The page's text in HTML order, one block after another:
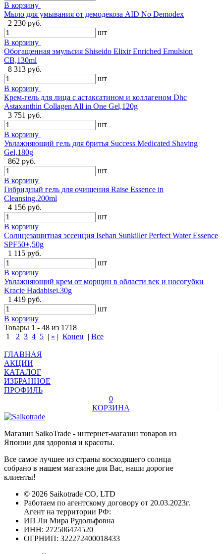
В корзину
Мыло для умывания от демодекоза AID No Demodex
2 230 руб.
шт
В корзину
Обогащенная эмульсия Shiseido Elixir Enriched Emulsion
CB,130ml
8 313 руб.
шт
В корзину
Крем-гель для лица с астаксатином и коллагеном Dhc
Astaxanthin Collagen All in One Gel,120g
3 751 руб.
шт
В корзину
Увлажняющий гель для бритья Success Medicated Shaving
Gel,180g
862 руб.
шт
В корзину
Гибридный гель для очищения Raise Essence in
Cleansing,200ml
4 156 руб.
шт
В корзину
Солнцезащитная эссенция Isehan Sunkiller Perfect Water Essence
SPF50+,50g
1 115 руб.
шт
В корзину
Увлажняющий крем от морщин в области век и носогубки
Kracie Hadabisei,30g
1 419 руб.
шт
В корзину
Товары 1 - 48 из 1718
1
2 3 4 5 | » | Конец | Все
ГЛАВНАЯ
АКЦИИ
КАТАЛОГ
ИЗБРАННОЕ
ПРОФИЛЬ
0
КОРЗИНА
Магазин SaikoTrade - интернет-магазин товаров из
Японии для здоровья и красоты.
Все самое лучшее из страны восходящего солнца
собрано в нашем магазине для Вас, наши дорогие
клиенты!
© 2026 Saikotrade CO, LTD
Работаем по агентскому договору от 20.03.2023г.
Агент на территории РФ:
ИП Ли Мира Рудольфовна
ИНН: 272506474520
ОГРНИП: 322272400018433